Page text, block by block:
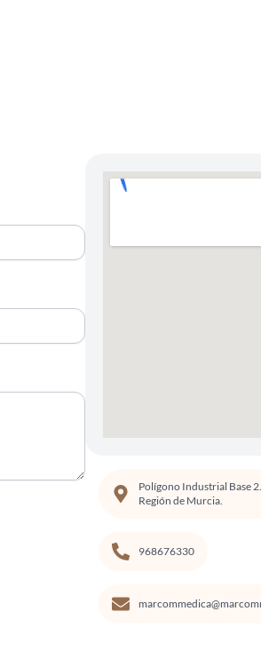
Polígono Industrial Base
Región de Murcia.
968676330